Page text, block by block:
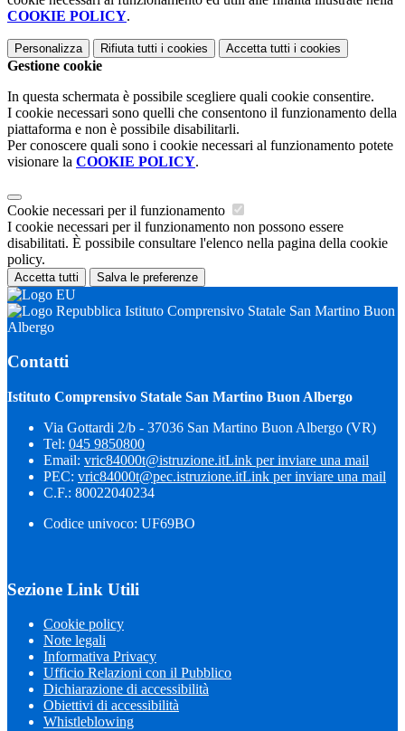
COOKIE POLICY.
Personalizza Rifiuta tutti i cookies Accetta tutti i cookies
Gestione cookie
In questa schermata è possibile scegliere quali cookie consentire.
I cookie necessari sono quelli che consentono il funzionamento della
piattaforma e non è possibile disabilitarli.
Per conoscere quali sono i cookie necessari al funzionamento potete
visionare la COOKIE POLICY.
Cookie necessari per il funzionamento
I cookie necessari per il funzionamento non possono essere
disabilitati. È possibile consultare l'elenco nella pagina della cookie
policy.
Accetta tutti Salva le preferenze
Istituto Comprensivo Statale San Martino Buon
Albergo
Contatti
Istituto Comprensivo Statale San Martino Buon Albergo
Via Gottardi 2/b - 37036 San Martino Buon Albergo (VR)
Tel: 045 9850800
Email: vric84000t@istruzione.itLink per inviare una mail
PEC: vric84000t@pec.istruzione.itLink per inviare una mail
C.F.: 80022040234
Codice univoco: UF69BO
Sezione Link Utili
Cookie policy
Note legali
Informativa Privacy
Ufficio Relazioni con il Pubblico
Dichiarazione di accessibilità
Obiettivi di accessibilità
Whistleblowing